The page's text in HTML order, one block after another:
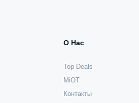
О Нас
Top Deals
MiOT
Контакты